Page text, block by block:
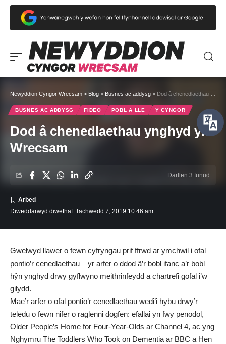
Newyddion Cyngor Wrecsam > Blog > Busnes ac addysg > Dod â chenedlaethau ynghyd yn Wrecsam
BUSNES AC ADDYSG FIDEO POBL A LLE Y CYNGOR
Dod â chenedlaethau ynghyd yn
Wrecsam
Diweddarwyd diwethaf: Tachwedd 7, 2019 10:46 am
Darllen 3 funud
Gwelwyd llawer o fewn cyfryngau prif ffrwd ar ymchwil i ofal
pontio’r cenedlaethau – yr arfer o ddod â’r bobl ifanc a’r bobl
hŷn ynghyd drwy gyflwyno meithrinfeydd a chartrefi gofal i’w
gilydd.
Mae’r arfer o ofal pontio’r cenedlaethau wedi’i hybu drwy’r
teledu o fewn nifer o raglenni dogfen: efallai yn fwy penodol,
Older People’s Home for Four-Year-Olds ar Channel 4, ac yng
Nghymru The Toddlers Who Took on Dementia ar BBC a Hen